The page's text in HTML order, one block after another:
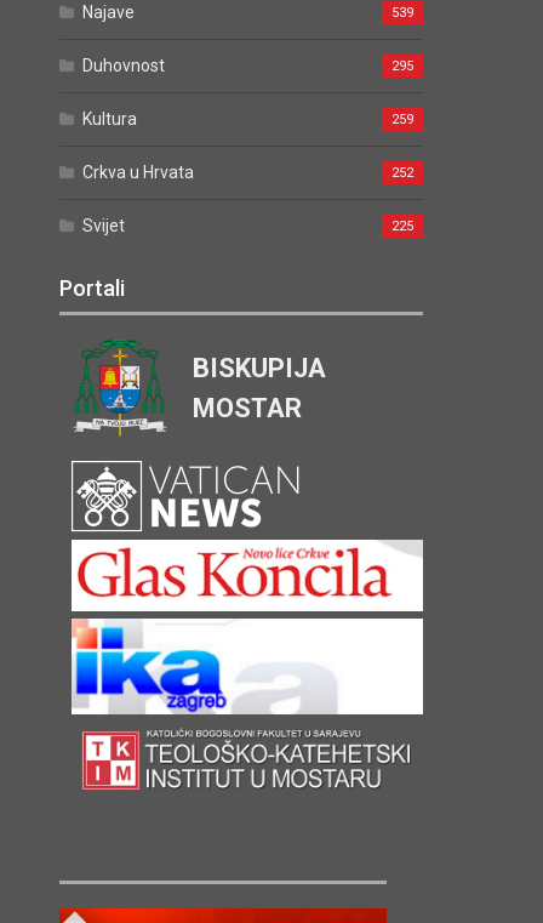
Najave 539
Duhovnost 295
Kultura 259
Crkva u Hrvata 252
Svijet 225
Portali
BISKUPIJA
MOSTAR